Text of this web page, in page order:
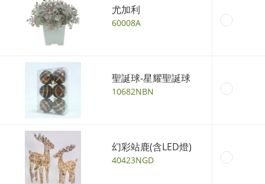
尤加利
60008A
聖誕球-星耀聖誕球
10682NBN
幻彩站鹿(含LED燈)
40423NGD